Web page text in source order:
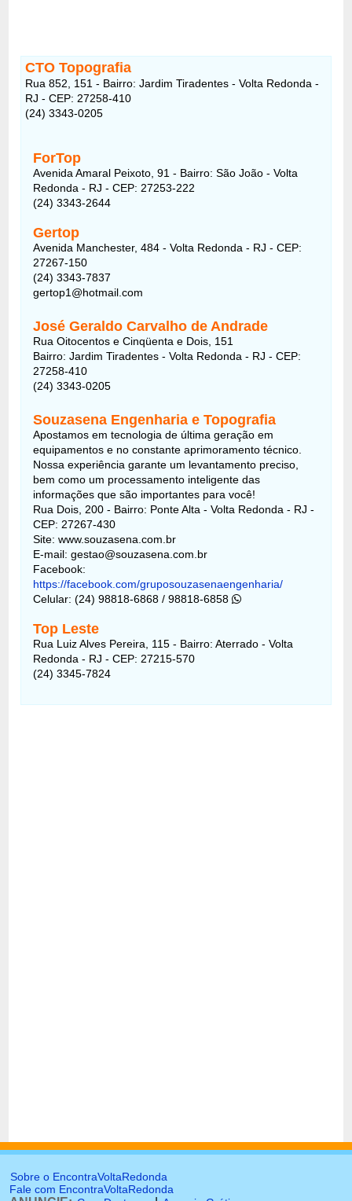
CTO Topografia
Rua 852, 151 - Bairro: Jardim Tiradentes - Volta Redonda -
RJ - CEP: 27258-410
(24) 3343-0205
ForTop
Avenida Amaral Peixoto, 91 - Bairro: São João - Volta
Redonda - RJ - CEP: 27253-222
(24) 3343-2644
Gertop
Avenida Manchester, 484 - Volta Redonda - RJ - CEP:
27267-150
(24) 3343-7837
gertop1@hotmail.com
José Geraldo Carvalho de Andrade
Rua Oitocentos e Cinqüenta e Dois, 151
Bairro: Jardim Tiradentes - Volta Redonda - RJ - CEP:
27258-410
(24) 3343-0205
Souzasena Engenharia e Topografia
Apostamos em tecnologia de última geração em
equipamentos e no constante aprimoramento técnico.
Nossa experiência garante um levantamento preciso,
bem como um processamento inteligente das
informações que são importantes para você!
Rua Dois, 200 - Bairro: Ponte Alta - Volta Redonda - RJ -
CEP: 27267-430
Site: www.souzasena.com.br
E-mail: gestao@souzasena.com.br
Facebook:
https://facebook.com/gruposouzasenaengenharia/
Celular: (24) 98818-6868 / 98818-6858
Top Leste
Rua Luiz Alves Pereira, 115 - Bairro: Aterrado - Volta
Redonda - RJ - CEP: 27215-570
(24) 3345-7824
Sobre o EncontraVoltaRedonda
Fale com EncontraVoltaRedonda